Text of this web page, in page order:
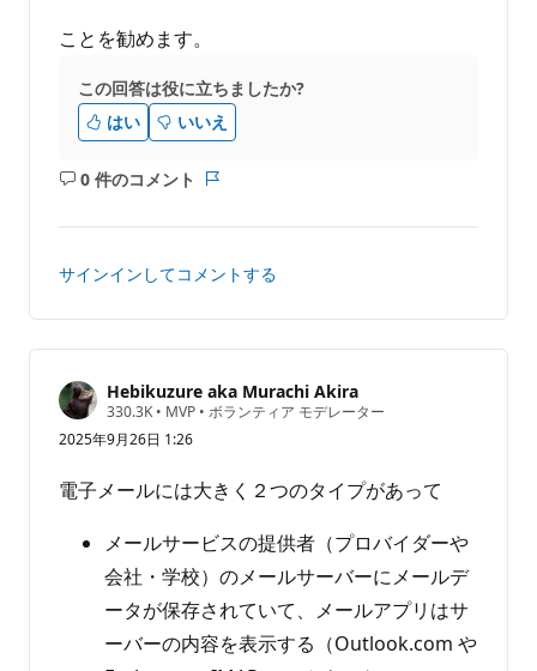
ことを勧めます。
この回答は役に立ちましたか?
はい
いいえ
0 件のコメント
コ
ト
あ
せ
ん
ト
サインインしてコメントする
Hebikuzure aka Murachi Akira
330.3K 評
価
の
イ
ン
• MVP • ボランティア モデレーター
2025年9月26日 1:26
電子メールには大きく２つのタイプがあって
メールサービスの提供者（プロバイダーや
会社・学校）のメールサーバーにメールデ
ータが保存されていて、メールアプリはサ
ーバーの内容を表示する（Outlook.com や